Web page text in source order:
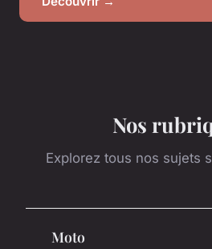
Nos
Explorez tous nos sujets
Moto